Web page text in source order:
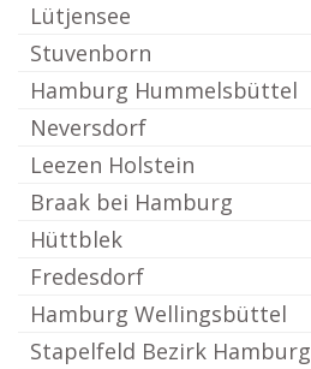
Lütjensee
Stuvenborn
Hamburg Hummelsbüttel
Neversdorf
Leezen Holstein
Braak bei Hamburg
Hüttblek
Fredesdorf
Hamburg Wellingsbüttel
Stapelfeld Bezirk Hamburg